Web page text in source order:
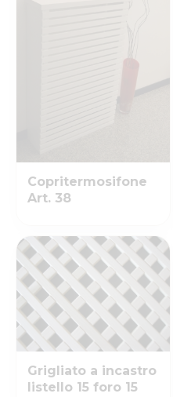
Copritermosifone
Art. 38
Grigliato a incastro
listello 15 foro 15